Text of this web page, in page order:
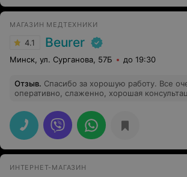
МАГАЗИН МЕДТЕХНИКИ
4.1 Beurer
Минск, ул. Сурганова, 57Б до 19:30
Отзыв. Спасибо за хорошую работу. Все
оперативно, слаженно, хорошая
товары в этом магазине.
ИНТЕРНЕТ-МАГАЗИН